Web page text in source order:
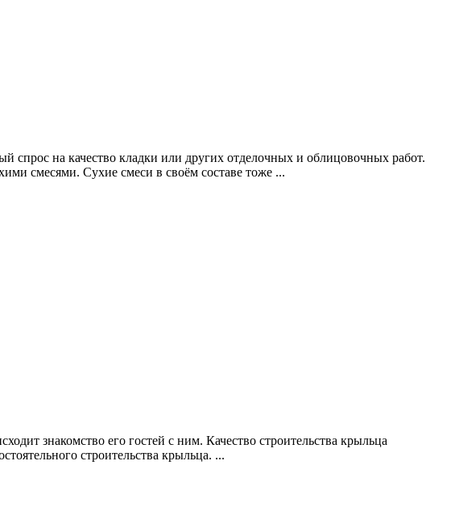
спрос на качество кладки или других отделочных и облицовочных работ.
смесями. Сухие смеси в своём составе тоже ...
знакомство его гостей с ним. Качество строительства крыльца
строительства крыльца. ...